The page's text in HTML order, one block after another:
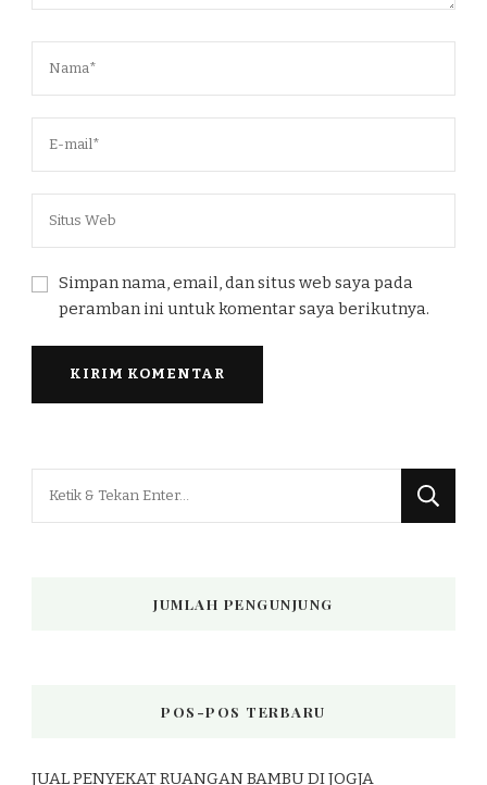
Simpan nama, email, dan situs web saya pada
peramban ini untuk komentar saya berikutnya.
JUMLAH PENGUNJUNG
POS-POS TERBARU
JUAL PENYEKAT RUANGAN BAMBU DI JOGJA